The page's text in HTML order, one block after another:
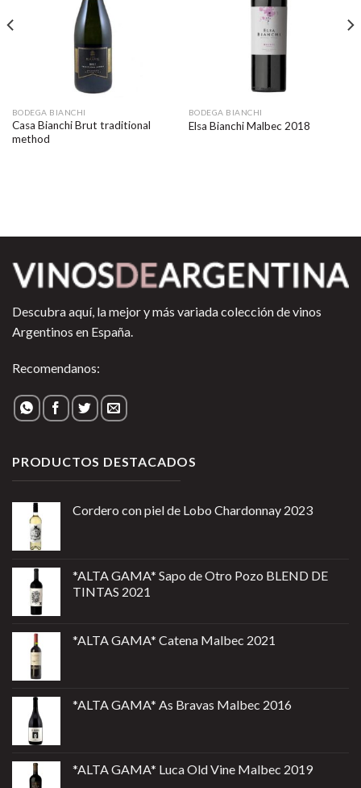
BODEGA BIANCHI
Casa Bianchi Brut traditional
method
BODEGA BIANCHI
Elsa Bianchi Malbec 2018
Descubra aquí, la mejor y más variada colección de vinos
Argentinos en España.
Recomendanos:
PRODUCTOS DESTACADOS
Cordero con piel de Lobo Chardonnay 2023
*ALTA GAMA* Sapo de Otro Pozo BLEND DE
TINTAS 2021
*ALTA GAMA* Catena Malbec 2021
*ALTA GAMA* As Bravas Malbec 2016
*ALTA GAMA* Luca Old Vine Malbec 2019